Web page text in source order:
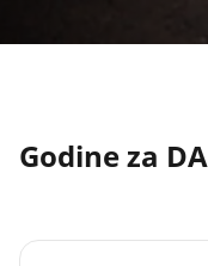
Godine za